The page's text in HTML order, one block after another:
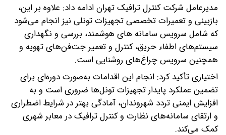
مدیرعامل شرکت کنترل ترافیک تهران ادامه داد: علاوه بر این،
بازبینی و تعمیرات تخصصی تجهیزات تونلی نیز انجام می‌شود
که شامل سرویس سامانه های هوشمند، بررسی و نگهداری
سیستم‌های اطفاء حریق، کنترل و تعمیر جت‌فن‌های تهویه و
همچنین سرویس چراغ‌های روشنایی است.
اختیاری تأکید کرد: انجام این اقدامات به‌صورت دوره‌ای برای
تضمین عملکرد پایدار تجهیزات تونل‌ها ضروری است و به
افزایش ایمنی تردد شهروندان، آمادگی بهتر در شرایط اضطراری
و ارتقای سامانه‌های نظارت و کنترل ترافیک در معابر شهری
کمک می‌کند.